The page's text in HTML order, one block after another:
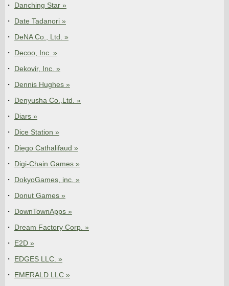
Danching Star »
Date Tadanori »
DeNA Co., Ltd. »
Decoo, Inc. »
Dekovir, Inc. »
Dennis Hughes »
Denyusha Co.,Ltd. »
Diars »
Dice Station »
Diego Cathalifaud »
Digi-Chain Games »
DokyoGames, inc. »
Donut Games »
DownTownApps »
Dream Factory Corp. »
E2D »
EDGES LLC. »
EMERALD LLC »